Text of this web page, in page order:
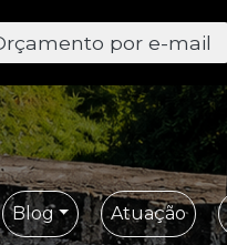
por e-mail
Blog Atuação